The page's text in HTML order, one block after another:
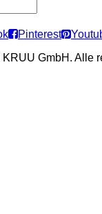
Pinterest
GmbH. Alle